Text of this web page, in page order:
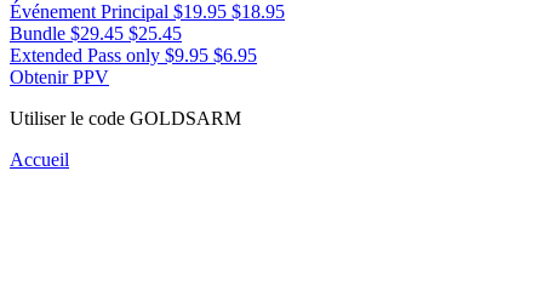
Événement Principal $19.95 $18.95
Bundle $29.45 $25.45
Extended Pass only $9.95 $6.95
Obtenir PPV
Utiliser le code GOLDSARM
Accueil